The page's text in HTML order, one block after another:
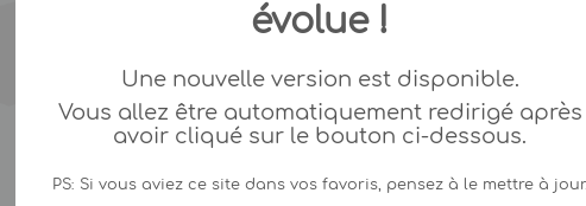
évolue !
Une nouvelle version est disponible.
Vous allez être automatiquement redirigé après
avoir cliqué sur le bouton ci-dessous.
PS: Si vous aviez ce site dans vos favoris, pensez à le mettre à